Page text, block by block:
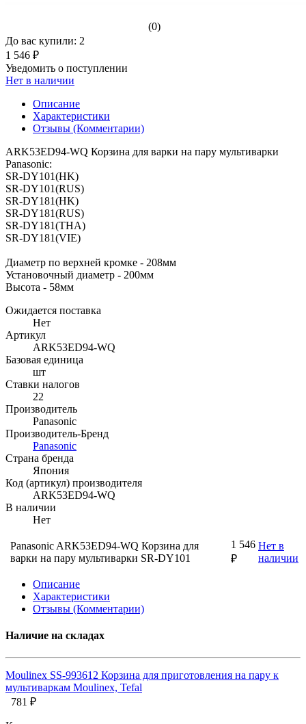
(0)
До вас купили: 2
1 546 ₽
Уведомить о поступлении
Нет в наличии
Описание
Характеристики
Отзывы (Комментарии)
ARK53ED94-WQ Корзина для варки на пару мультиварки
Panasonic:
SR-DY101(HK)
SR-DY101(RUS)
SR-DY181(HK)
SR-DY181(RUS)
SR-DY181(THA)
SR-DY181(VIE)
Диаметр по верхней кромке - 208мм
Установочный диаметр - 200мм
Высота - 58мм
Ожидается поставка
Нет
Артикул
ARK53ED94-WQ
Базовая единица
шт
Ставки налогов
22
Производитель
Panasonic
Производитель-Бренд
Panasonic
Страна бренда
Япония
Код (артикул) производителя
ARK53ED94-WQ
В наличии
Нет
Panasonic ARK53ED94-WQ Корзина для
варки на пару мультиварки SR-DY101
1 546
₽
Нет в
наличии
Описание
Характеристики
Отзывы (Комментарии)
Наличие на складах
Moulinex SS-993612 Корзина для приготовления на пару к
мультиваркам Moulinex, Tefal
781 ₽